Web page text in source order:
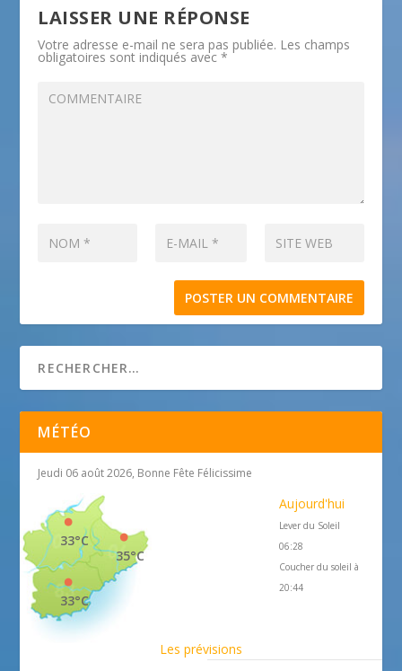
LAISSER UNE RÉPONSE
Votre adresse e-mail ne sera pas publiée. Les champs
obligatoires sont indiqués avec*
MÉTÉO
Jeudi 06 août 2026, Bonne Fête Félicissime
35°C
33°C
33°C
Aujourd'hui
Lever du Soleil
06:28
Coucher du soleil à
20:44
Les prévisions